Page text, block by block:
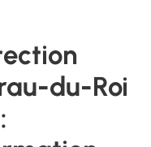
du-Roi